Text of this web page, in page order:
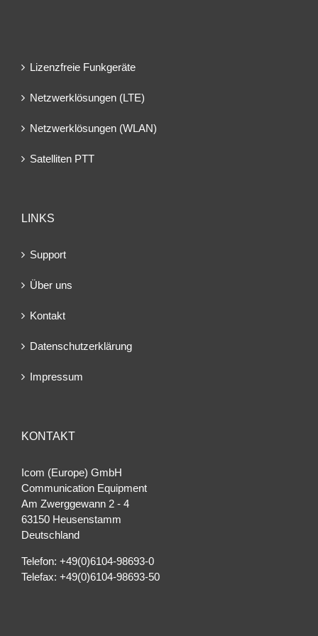
Lizenzfreie Funkgeräte
Netzwerklösungen (LTE)
Netzwerklösungen (WLAN)
Satelliten PTT
LINKS
Support
Über uns
Kontakt
Datenschutzerklärung
Impressum
KONTAKT
Icom (Europe) GmbH
Communication Equipment
Am Zwerggewann 2 ‐ 4
63150 Heusenstamm
Deutschland
Telefon: +49(0)6104-98693-0
Telefax: +49(0)6104-98693-50